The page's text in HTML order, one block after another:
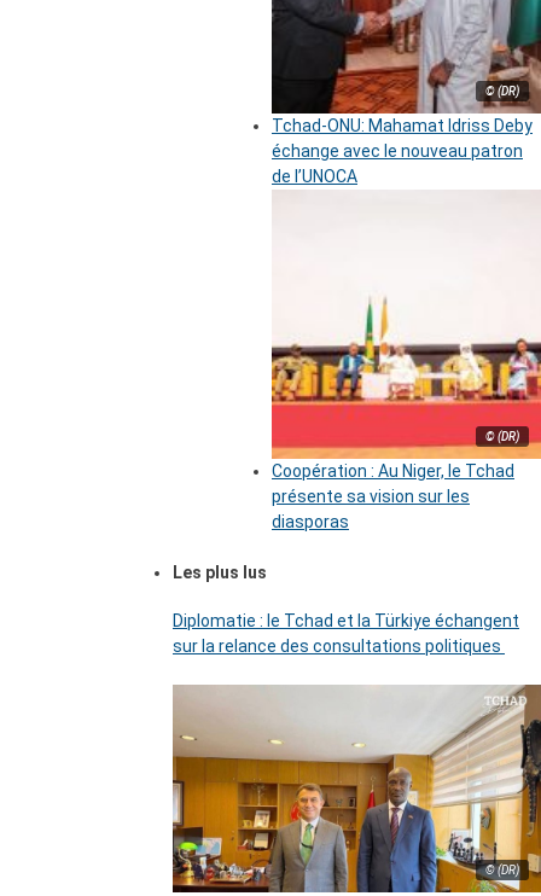
© (DR)
Tchad-ONU: Mahamat Idriss Deby
échange avec le nouveau patron
de l’UNOCA
© (DR)
Coopération : Au Niger, le Tchad
présente sa vision sur les
diasporas
Les plus lus
Diplomatie : le Tchad et la Türkiye échangent
sur la relance des consultations politiques
© (DR)